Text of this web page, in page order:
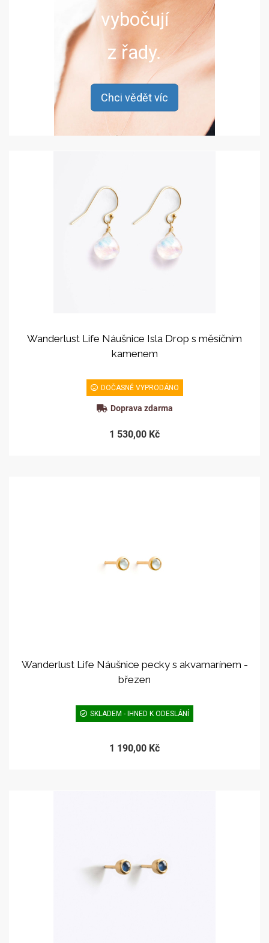
vybočují
z řady.
Chci vědět víc
Wanderlust Life Náušnice Isla Drop s měsíčním
kamenem
DOČASNĚ VYPRODÁNO
Doprava zdarma
1 530,00 Kč
Wanderlust Life Náušnice pecky s akvamarínem -
březen
SKLADEM - IHNED K ODESLÁNÍ
1 190,00 Kč